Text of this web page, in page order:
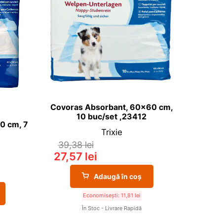
cm, 7
Covoras Absorbant, 60×60 cm,
10 buc/set ,23412
Trixie
39,38lei
27,57 lei
Adaugă în coș
Economisești: 11,81 lei
În Stoc - Livrare Rapidă